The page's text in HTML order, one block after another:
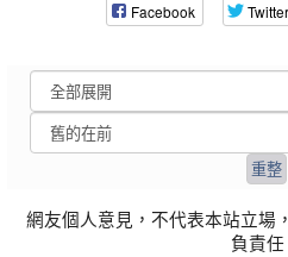
Facebook Twitter
網友個人意見，不代表本站立場
負責任